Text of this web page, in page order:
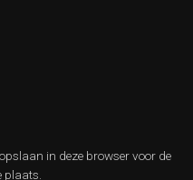
in deze browser voor de
plaats.